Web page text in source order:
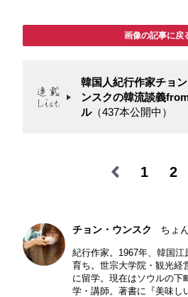
画像の記事に戻
韓国人紀行作家チョ
ンスクの韓流談義
ル（437本公開中）
1 2
チョン・ウンスク ちょ
紀行作家。1967年、韓国
育ち。世宗大学院・観光経
に留学。現在はソウルの下
学・講師。著書に『美味し